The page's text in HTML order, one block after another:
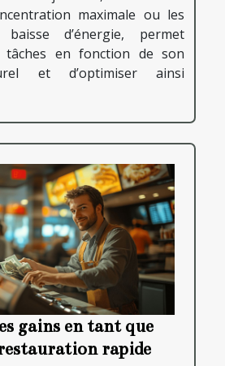
maximale ou les
d’énergie, permet
tâches en fonction de son
et d’optimiser ainsi
gains en tant que
rapide